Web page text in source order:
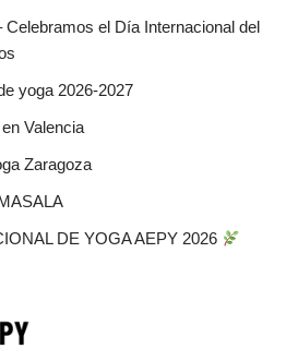
el Día Internacional del
yoga 2026-2027
Valencia
Zaragoza
DE YOGA AEPY 2026